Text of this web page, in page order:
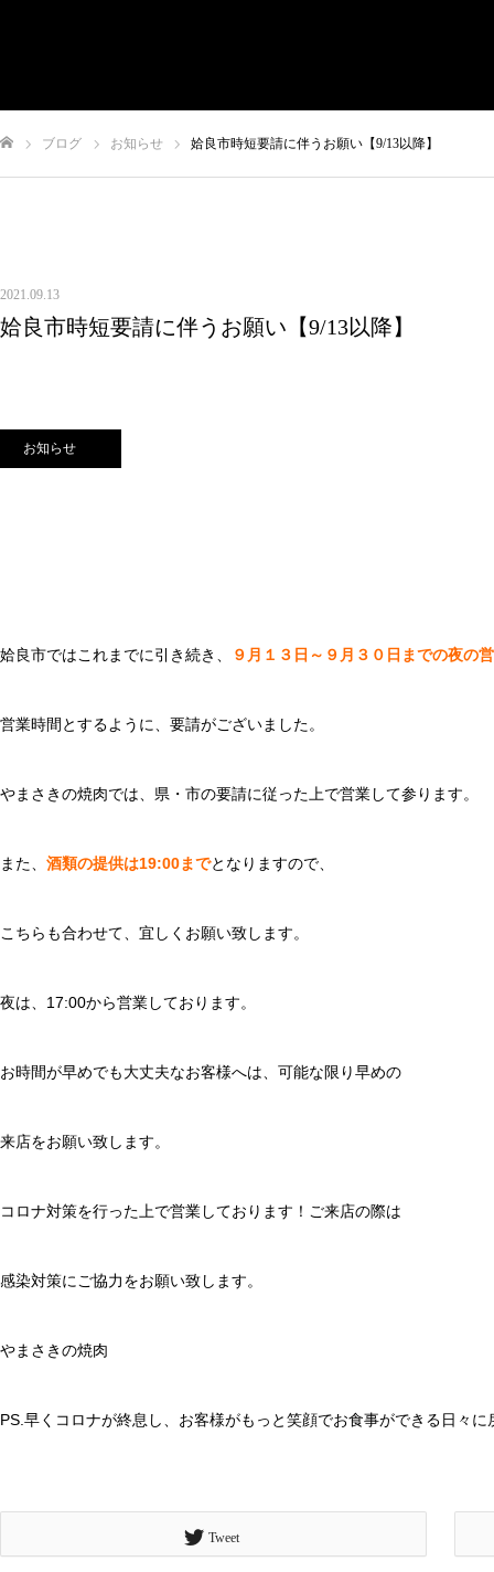
ブログ お知らせ 姶良市時短要請に伴うお願い【9/13以降】
2021.09.13
姶良市時短要請に伴うお願い【9/13以降】
お知らせ
姶良市ではこれまでに引き続き、 ９月１３日～９月３０日までの夜の
営業時間とするように、要請がございました。
やまさきの焼肉では、県・市の要請に従った上で営業して参ります。
また、 酒類の提供は19:00までとなりますので、
こちらも合わせて、宜しくお願い致します。
夜は、17:00から営業しております。
お時間が早めでも大丈夫なお客様へは、可能な限り早めの
来店をお願い致します。
コロナ対策を行った上で営業しております！ご来店の際は
感染対策にご協力をお願い致します。
やまさきの焼肉
PS.早くコロナが終息し、お客様がもっと笑顔でお食事ができる日々
Tweet